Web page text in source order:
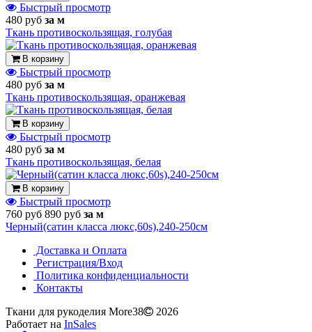
Быстрый просмотр
480 руб за м
Ткань противоскользящая, голубая
В корзину
Быстрый просмотр
480 руб за м
Ткань противоскользящая, оранжевая
В корзину
Быстрый просмотр
480 руб за м
Ткань противоскользящая, белая
В корзину
Быстрый просмотр
760 руб 890 руб за м
Черный(сатин класса люкс,60s),240-250см
Доставка и Оплата
Регистрация/Вход
Политика конфиденциальности
Контакты
Ткани для рукоделия More38
2026
Работает на InSales